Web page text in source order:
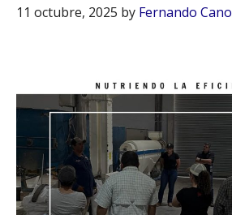
11 octubre, 2025 by Fernando Cano